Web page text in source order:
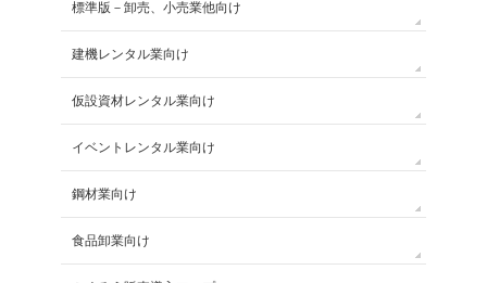
標準版－卸売、小売業他向け
建機レンタル業向け
仮設資材レンタル業向け
イベントレンタル業向け
鋼材業向け
食品卸業向け